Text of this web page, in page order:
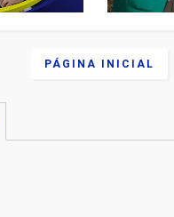
PÁGINA INICIAL